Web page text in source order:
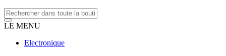
LE MENU
Electronique